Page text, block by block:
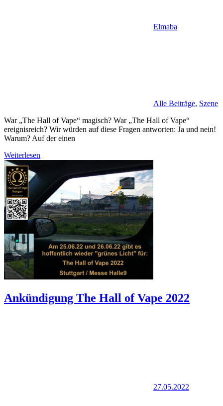
Elmaba
Alle Beiträge, Szene
War „The Hall of Vape“ magisch? War „The Hall of Vape“
ereignisreich? Wir würden auf diese Fragen antworten: Ja und nein!
Warum? Auf der einen
Weiterlesen
Ankündigung The Hall of Vape 2022
27.05.2022